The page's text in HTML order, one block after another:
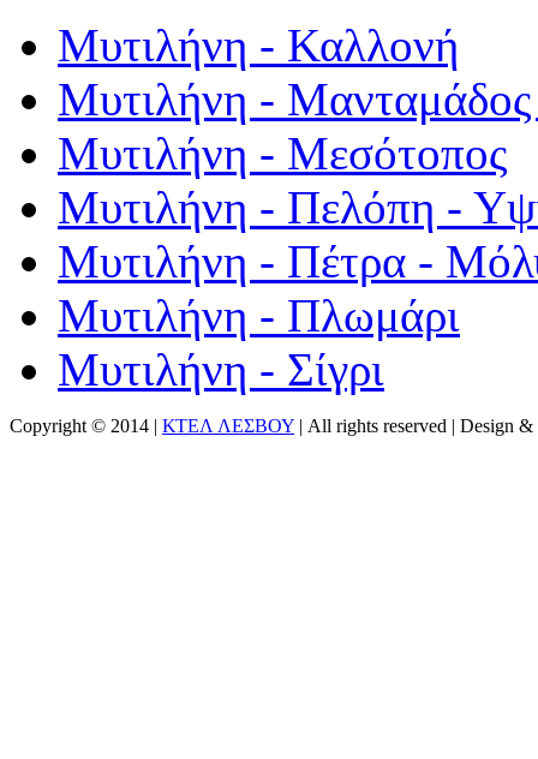
Μυτιλήνη - Καλλονή
Μυτιλήνη - Μανταμάδος
Μυτιλήνη - Μεσότοπος
Μυτιλήνη - Πελόπη -
Μυτιλήνη - Πέτρα -
Μυτιλήνη - Πλωμάρι
Μυτιλήνη - Σίγρι
Copyright © 2014 | ΚΤΕΛ ΛΕΣΒΟΥ | All rights reserved | Design &